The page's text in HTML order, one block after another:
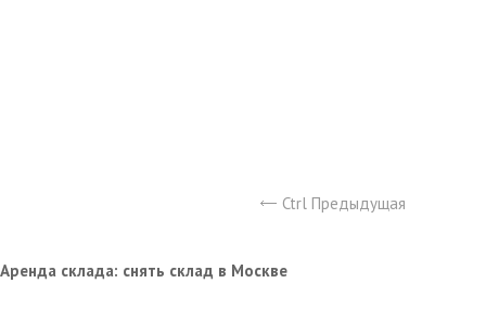
Ctrl Предыдущая
Аренда склада: снять склад в Москве